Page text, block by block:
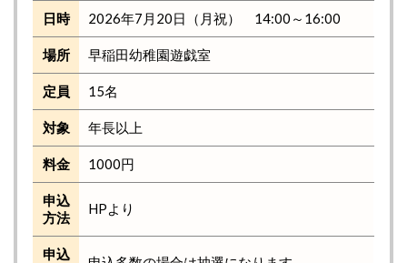
日時 2026年7月20日（月祝） 14:00～16:00
場所 早稲田幼稚園遊戯室
定員 15名
対象 年長以上
料金 1000円
申込
方法
HPより
申込